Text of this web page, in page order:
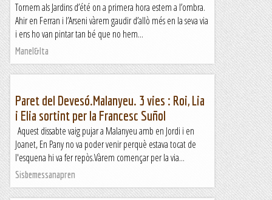
Tornem als Jardins d’été on a primera hora estem a l’ombra.
Ahir en Ferran i l’Arseni vàrem gaudir d’allò més en la seva via
i ens ho van pintar tan bé que no hem...
Manel&Ita
Paret del Devesó.Malanyeu. 3 vies : Roi, Lia
i Elia sortint per la Francesc Suñol
Aquest dissabte vaig pujar a Malanyeu amb en Jordi i en
Joanet, En Pany no va poder venir perquè estava tocat de
l'esquena hi va fer repòs.Vàrem començar per la via...
Sisbemessanapren